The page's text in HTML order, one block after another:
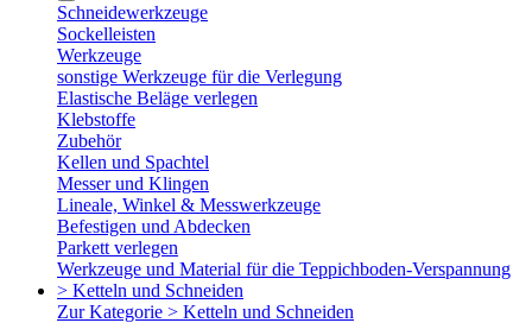
Schneidewerkzeuge
Sockelleisten
Werkzeuge
sonstige Werkzeuge für die Verlegung
Elastische Beläge verlegen
Klebstoffe
Zubehör
Kellen und Spachtel
Messer und Klingen
Lineale, Winkel & Messwerkzeuge
Befestigen und Abdecken
Parkett verlegen
Werkzeuge und Material für die Teppichboden-Verspannung
> Ketteln und Schneiden
Zur Kategorie > Ketteln und Schneiden